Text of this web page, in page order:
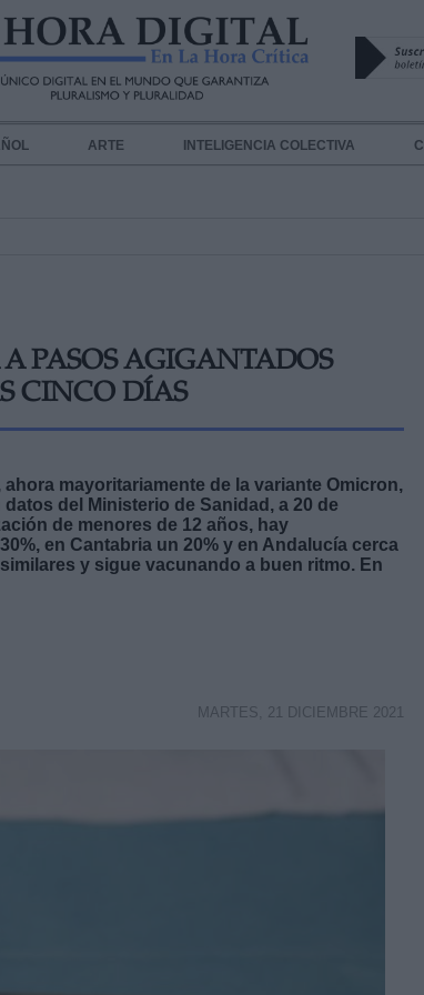
ARTE INTELIGENCIA COLECTIVA
PASOS AGIGANTADOS
CINCO DÍAS
mayoritariamente de la variante Omicron,
del Ministerio de Sanidad, a 20 de
de menores de 12 años, hay
en Cantabria un 20% y en Andalucía cerca
y sigue vacunando a buen ritmo. En
MARTES, 21 DICIEMBRE 2021